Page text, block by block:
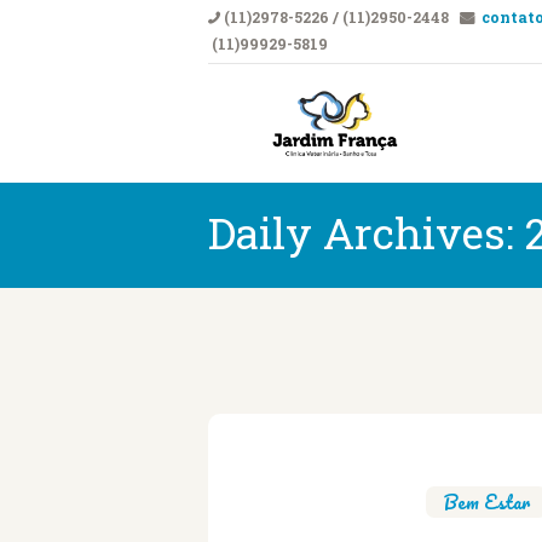
(11)2978-5226 / (11)2950-2448
(11)99929-5819
Daily Archives:
CLÍNICA
Bem Estar